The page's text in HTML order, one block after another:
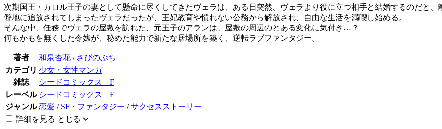
次期国王・カロル王子の妻として懸命に尽くしてきたヴェラは、ある日突然、ヴェラより役に立つ相手と結婚するのだと、
僻地に追放されてしまったヴェラだったが、王妃教育や慣れない公務から解放され、自由な生活を満喫し始める。
そんな中、任務でヴェラの屋敷を訪れた、元王子のアランは、屋敷の周辺のとある変化に気付き…？
何もかもを無くした令嬢が、秘めた能力で新たな居場所を築く、逆転ラブファンタジー。
著者 和泉杏花 / さびのぶち
カテゴリ 少女・女性マンガ
雑誌
シードコミックス F
レーベル シードコミックス F
ジャンル 恋愛 / SF・ファンタジー /サクセスストーリー
詳細を見る とじる